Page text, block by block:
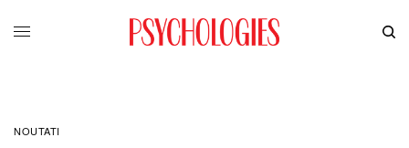
NOUTATI